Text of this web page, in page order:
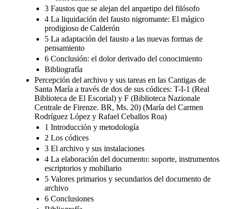
3 Faustos que se alejan del arquetipo del filósofo
4 La liquidación del fausto nigromante: El mágico
prodigioso de Calderón
5 La adaptación del fausto a las nuevas formas de
pensamiento
6 Conclusión: el dolor derivado del conocimiento
Bibliografía
Percepción del archivo y sus tareas en las Cantigas de
Santa María a través de dos de sus códices: T-I-1 (Real
Biblioteca de El Escorial) y F (Biblioteca Nazionale
Centrale de Firenze. BR, Ms. 20) (María del Carmen
Rodríguez López y Rafael Ceballos Roa)
1 Introducción y metodología
2 Los códices
3 El archivo y sus instalaciones
4 La elaboración del documento: soporte, instrumentos
escriptorios y mobiliario
5 Valores primarios y secundarios del documento de
archivo
6 Conclusiones